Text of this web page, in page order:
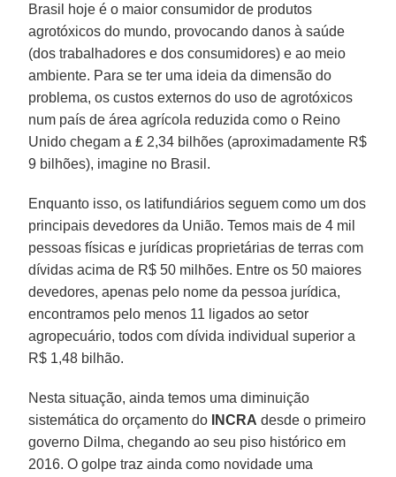
Brasil hoje é o maior consumidor de produtos
agrotóxicos do mundo, provocando danos à saúde
(dos trabalhadores e dos consumidores) e ao meio
ambiente. Para se ter uma ideia da dimensão do
problema, os custos externos do uso de agrotóxicos
num país de área agrícola reduzida como o Reino
Unido chegam a ₤ 2,34 bilhões (aproximadamente R$
9 bilhões), imagine no Brasil.
Enquanto isso, os latifundiários seguem como um dos
principais devedores da União. Temos mais de 4 mil
pessoas físicas e jurídicas proprietárias de terras com
dívidas acima de R$ 50 milhões. Entre os 50 maiores
devedores, apenas pelo nome da pessoa jurídica,
encontramos pelo menos 11 ligados ao setor
agropecuário, todos com dívida individual superior a
R$ 1,48 bilhão.
Nesta situação, ainda temos uma diminuição
sistemática do orçamento do
INCRA desde o primeiro
governo Dilma, chegando ao seu piso histórico em
2016. O golpe traz ainda como novidade uma